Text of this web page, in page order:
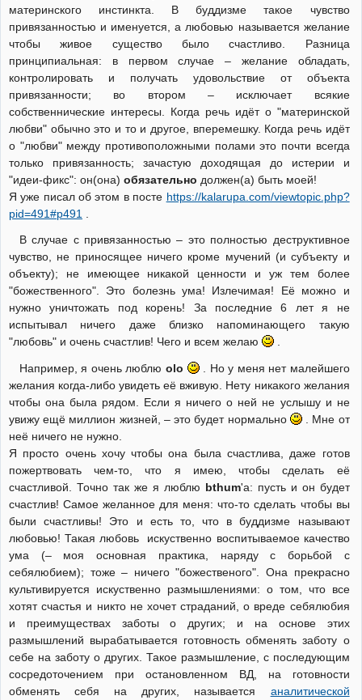
материнского инстинкта. В буддизме такое чувство
привязанностью и именуется, а любовью называется желание
чтобы живое существо было счастливо. Разница
принципиальная: в первом случае – желание обладать,
контролировать и получать удовольствие от объекта
привязанности; во втором – исключает всякие
собственнические интересы. Когда речь идёт о "материнской
любви" обычно это и то и другое, вперемешку. Когда речь идёт
о "любви" между противоположными полами это почти всегда
только привязанность; зачастую доходящая до истерии и
"идеи-фикс": он(она) обязательно должен(а) быть моей!
Я уже писал об этом в посте https://kalarupa.com/viewtopic.php?
pid=491#p491 .
В случае с привязанностью – это полностью деструктивное
чувство, не приносящее ничего кроме мучений (и субъекту и
объекту); не имеющее никакой ценности и уж тем более
"божественного". Это болезнь ума! Излечимая! Её можно и
нужно уничтожать под корень! За последние 6 лет я не
испытывал ничего даже близко напоминающего такую
"любовь" и очень счастлив! Чего и всем желаю
.
Например, я очень люблюolo
. Но у меня нет малейшего
желания когда-либо увидеть её вживую. Нету никакого желания
чтобы она была рядом. Если я ничего о ней не услышу и не
увижу ещё миллион жизней, – это будет нормально
. Мне от
неё ничего не нужно.
Я просто очень хочу чтобы она была счастлива, даже готов
пожертвовать чем-то, что я имею, чтобы сделать её
счастливой. Точно так же я люблю bthum'а: пусть и он будет
счастлив! Самое желанное для меня: что-то сделать чтобы вы
были счастливы! Это и есть то, что в буддизме называют
любовью! Такая любовь искуственно воспитываемое качество
ума (– моя основная практика, наряду с борьбой с
себялюбием); тоже – ничего "божественого". Она прекрасно
культивируется искуственно размышлениями: о том, что все
хотят счастья и никто не хочет страданий, о вреде себялюбия
и преимуществах заботы о других; и на основе этих
размышлений вырабатывается готовность обменять заботу о
себе на заботу о других. Такое размышление, с последующим
сосредоточением при остановленном ВД, на готовности
обменять себя на других, называется аналитической